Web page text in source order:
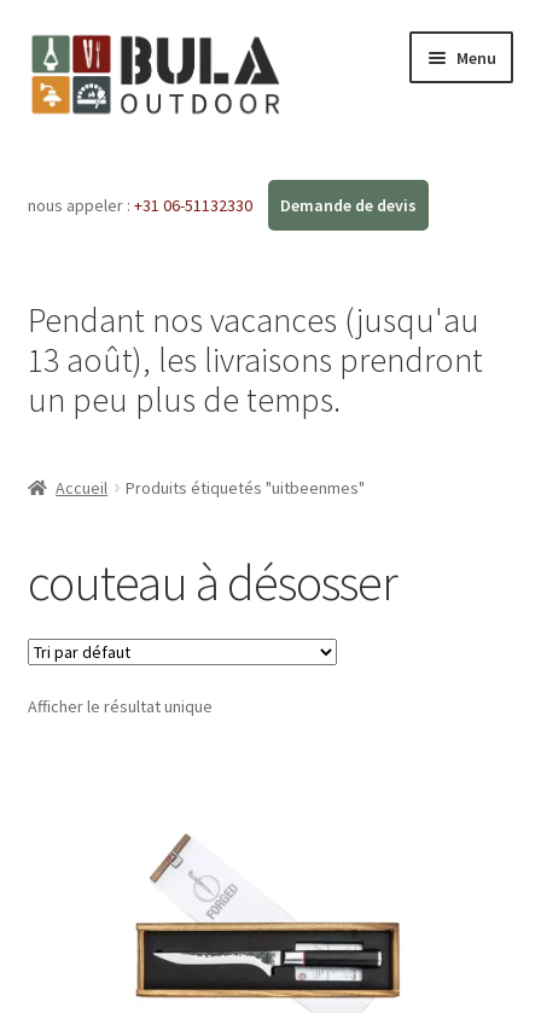
Menu
Boutique en ligne
Blog
nous appeler : +31 06-51132330
Pendant nos vacances (jusqu'au
13 août), les livraisons prendront
un peu plus de temps.
Accueil Produits étiquetés "uitbeenmes"
couteau à désosser
Afficher le résultat unique